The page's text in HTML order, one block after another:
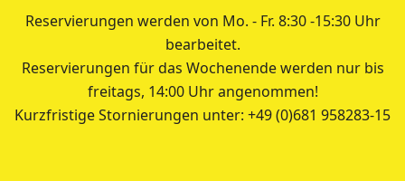
Reservierungen werden von Mo. - Fr. 8:30 -15:30 Uhr
bearbeitet.
Reservierungen für das Wochenende werden nur bis
freitags, 14:00 Uhr angenommen!
Kurzfristige Stornierungen unter: +49 (0)681 958283-15